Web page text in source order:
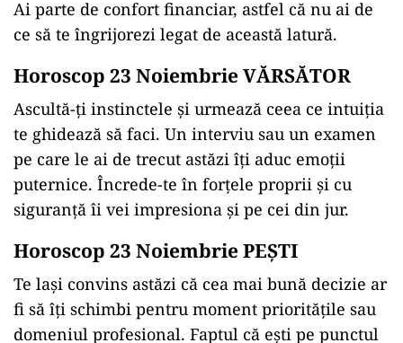
Ai parte de confort financiar, astfel că nu ai de
ce să te îngrijorezi legat de această latură.
Horoscop 23 Noiembrie VĂRSĂTOR
Ascultă-ți instinctele și urmează ceea ce intuiția
te ghidează să faci. Un interviu sau un examen
pe care le ai de trecut astăzi îți aduc emoții
puternice. Încrede-te în forțele proprii și cu
siguranță îi vei impresiona și pe cei din jur.
Horoscop 23 Noiembrie PEȘTI
Te lași convins astăzi că cea mai bună decizie ar
fi să îți schimbi pentru moment prioritățile sau
domeniul profesional. Faptul că ești pe punctul